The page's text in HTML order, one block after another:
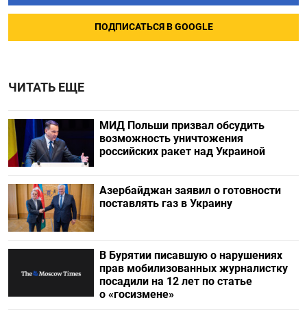
ПОДПИСАТЬСЯ В GOOGLE
ЧИТАТЬ ЕЩЕ
МИД Польши призвал обсудить
возможность уничтожения
российских ракет над Украиной
Азербайджан заявил о готовности
поставлять газ в Украину
В Бурятии писавшую о нарушениях
прав мобилизованных журналистку
посадили на 12 лет по статье
о «госизмене»